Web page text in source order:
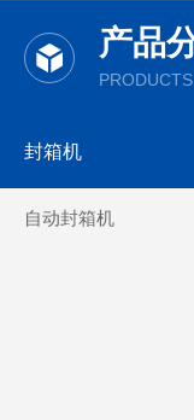
产品
封箱机
自动封箱机